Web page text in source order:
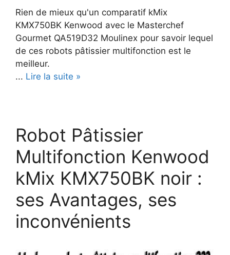
Rien de mieux qu'un comparatif kMix
KMX750BK Kenwood avec le Masterchef
Gourmet QA519D32 Moulinex pour savoir lequel
de ces robots pâtissier multifonction est le
meilleur.
... Lire la suite »
Robot Pâtissier
Multifonction Kenwood
kMix KMX750BK noir :
ses Avantages, ses
inconvénients